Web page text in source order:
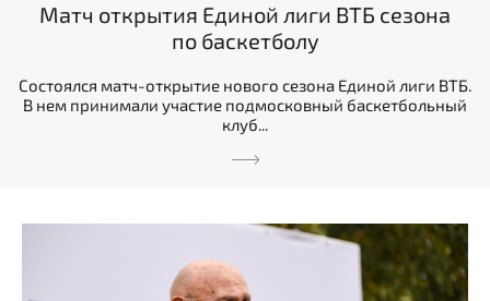
Матч открытия Единой лиги ВТБ сезона
по баскетболу
Состоялся матч-открытие нового сезона Единой лиги ВТБ.
В нем принимали участие подмосковный баскетбольный
клуб...